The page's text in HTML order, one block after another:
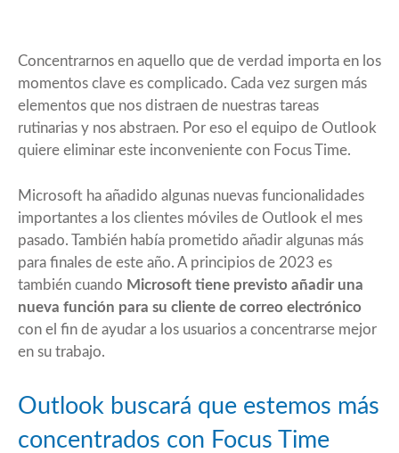
Concentrarnos en aquello que de verdad importa en los
momentos clave es complicado. Cada vez surgen más
elementos que nos distraen de nuestras tareas
rutinarias y nos abstraen. Por eso el equipo de Outlook
quiere eliminar este inconveniente con Focus Time.
Microsoft ha añadido algunas nuevas funcionalidades
importantes a los clientes móviles de Outlook el mes
pasado. También había prometido añadir algunas más
para finales de este año. A principios de 2023 es
también cuando Microsoft tiene previsto añadir una
nueva función para su cliente de correo electrónico
con el fin de ayudar a los usuarios a concentrarse mejor
en su trabajo.
Outlook buscará que estemos más
concentrados con Focus Time